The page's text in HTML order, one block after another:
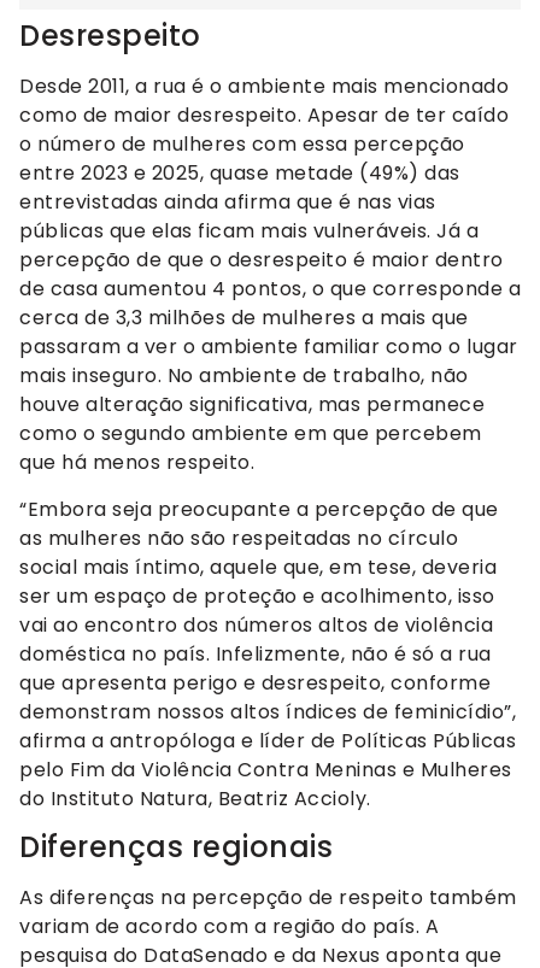
Desrespeito
Desde 2011, a rua é o ambiente mais mencionado
como de maior desrespeito. Apesar de ter caído
o número de mulheres com essa percepção
entre 2023 e 2025, quase metade (49%) das
entrevistadas ainda afirma que é nas vias
públicas que elas ficam mais vulneráveis. Já a
percepção de que o desrespeito é maior dentro
de casa aumentou 4 pontos, o que corresponde a
cerca de 3,3 milhões de mulheres a mais que
passaram a ver o ambiente familiar como o lugar
mais inseguro. No ambiente de trabalho, não
houve alteração significativa, mas permanece
como o segundo ambiente em que percebem
que há menos respeito.
“Embora seja preocupante a percepção de que
as mulheres não são respeitadas no círculo
social mais íntimo, aquele que, em tese, deveria
ser um espaço de proteção e acolhimento, isso
vai ao encontro dos números altos de violência
doméstica no país. Infelizmente, não é só a rua
que apresenta perigo e desrespeito, conforme
demonstram nossos altos índices de feminicídio”,
afirma a antropóloga e líder de Políticas Públicas
pelo Fim da Violência Contra Meninas e Mulheres
do Instituto Natura, Beatriz Accioly.
Diferenças regionais
As diferenças na percepção de respeito também
variam de acordo com a região do país. A
pesquisa do DataSenado e da Nexus aponta que